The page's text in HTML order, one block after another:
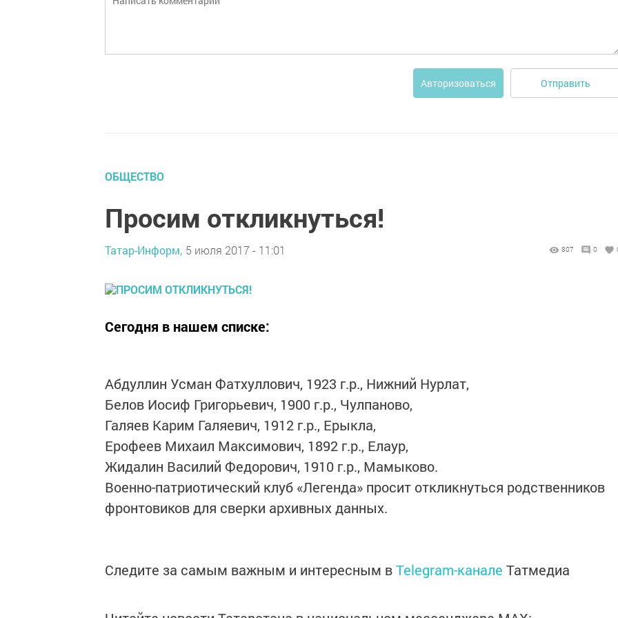
Авторизоваться Отправить
ОБЩЕСТВО
Просим откликнуться!
Татар-Информ, 5 июля 2017 - 11:01 807 0
Сегодня в нашем списке:
Абдуллин Усман Фатхуллович, 1923 г.р., Нижний Нурлат,
Белов Иосиф Григорьевич, 1900 г.р., Чулпаново,
Галяев Карим Галяевич, 1912 г.р., Ерыкла,
Ерофеев Михаил Максимович, 1892 г.р., Елаур,
Жидалин Василий Федорович, 1910 г.р., Мамыково.
Военно-патриотический клуб «Легенда» просит откликнуться родственников
фронтовиков для сверки архивных данных.
Следите за самым важным и интересным вTelegram-канале Татмедиа